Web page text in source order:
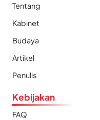
Tentang
Kabinet
Budaya
Artikel
Penulis
Kebijakan
FAQ